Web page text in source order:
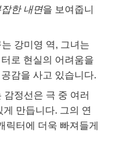
한 내면을 보여줍니
강미영 역, 그녀는
로 현실의 어려움을
감을 사고 있습니다.
감정선은 극 중 여러
만듭니다. 그의 연
릭터에 더욱 빠져들게